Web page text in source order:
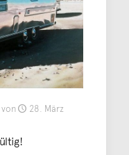
von
28. März